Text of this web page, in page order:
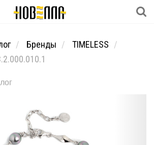
Бренды
TIMELESS